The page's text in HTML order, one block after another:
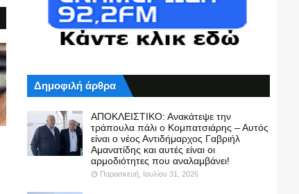
Δημοφιλή άρθρα
ΑΠΟΚΛΕΙΣΤΙΚΟ: Ανακάτεψε την
τράπουλα πάλι ο Κομπατσιάρης – Αυτός
είναι ο νέος Αντιδήμαρχος Γαβριήλ
Αμανατίδης και αυτές είναι οι
αρμοδιότητες που αναλαμβάνει!
Παρασκευή, Ιουλίου 31, 2026